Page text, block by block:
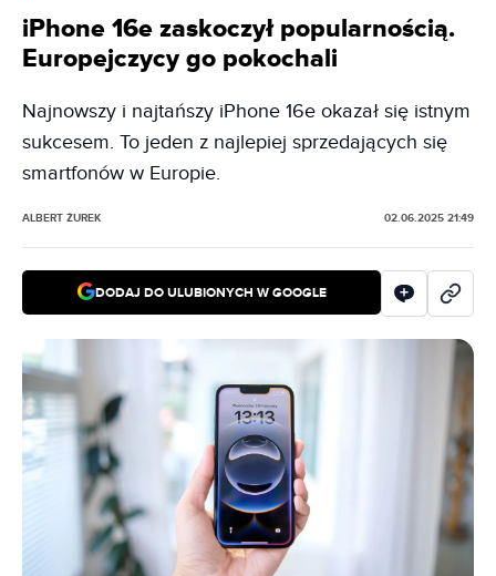
iPhone 16e zaskoczył popularnością.
Europejczycy go pokochali
Najnowszy i najtańszy iPhone 16e okazał się istnym
sukcesem. To jeden z najlepiej sprzedających się
smartfonów w Europie.
ALBERT ŻUREK 02.06.2025 21:49
DODAJ DO ULUBIONYCH W GOOGLE